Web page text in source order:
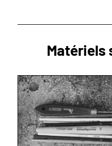
Matériels